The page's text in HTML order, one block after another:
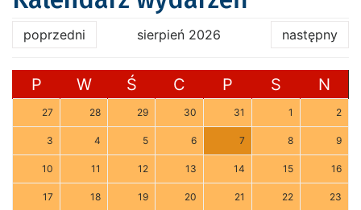
poprzedni sierpień 2026 następny
P W Ś C P S N
27 28 29 30 31 1 2
3 4 5 6 7 8 9
10 11 12 13 14 15 16
17 18 19 20 21 22 23